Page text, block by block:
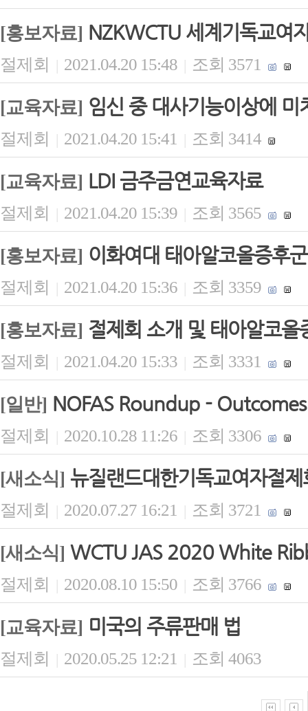
[홍보자료] NZKWCTU 세계기독교여
절제회 | 2021.04.20 15:48 | 조회 3571
[교육자료] 임신 중 대사기능이상에
절제회 | 2021.04.20 15:41 | 조회 3414
[교육자료] LDI 금주금연교육자료
절제회 | 2021.04.20 15:39 | 조회 3565
[홍보자료] 이화여대 태아알코올증후
절제회 | 2021.04.20 15:36 | 조회 3359
[홍보자료] 절제회 소개 및 태아알코
절제회 | 2021.04.20 15:33 | 조회 3331
[일반] NOFAS Roundup -
절제회 | 2020.10.28 11:26 | 조회 3306
[새소식] 뉴질랜드대한기독교여자절
절제회 | 2020.07.27 16:21 | 조회 3721
[새소식] WCTU JAS 2020 White
절제회 | 2020.08.10 15:50 | 조회 3766
[교육자료] 미국의 주류판매 법
절제회 | 2020.05.25 12:21 | 조회 4063